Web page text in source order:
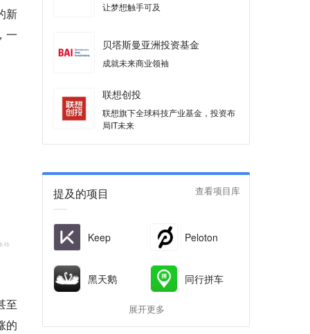
新
一
至
的
让梦想触手可及
贝塔斯曼亚洲投资基金
成就未来商业领袖
联想创投
联想旗下全球科技产业基金，投资布
局IT未来
提及的项目 查看项目库
Keep Peloton
黑天鹅 同行拼车
展开更多